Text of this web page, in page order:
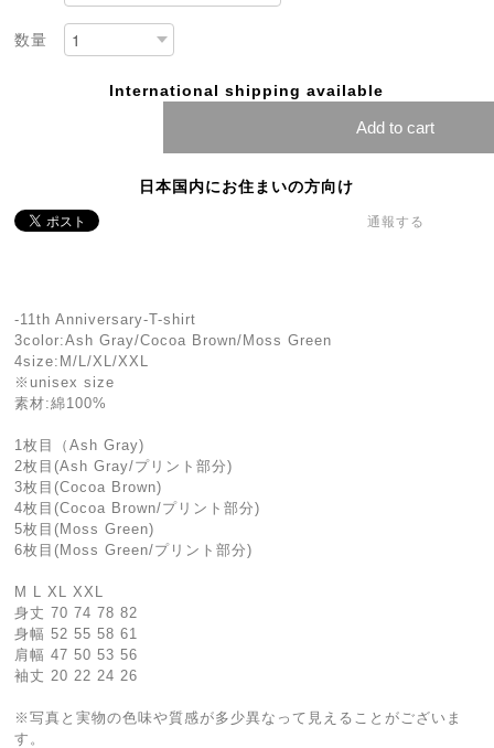
数量
International shipping available
Add to cart
日本国内にお住まいの方向け
通報する
-11th Anniversary-T-shirt
3color:Ash Gray/Cocoa Brown/Moss Green
4size:M/L/XL/XXL
※unisex size
素材:綿100%
1枚目（Ash Gray)
2枚目(Ash Gray/プリント部分)
3枚目(Cocoa Brown)
4枚目(Cocoa Brown/プリント部分)
5枚目(Moss Green)
6枚目(Moss Green/プリント部分)
M L XL XXL
身丈 70 74 78 82
身幅 52 55 58 61
肩幅 47 50 53 56
袖丈 20 22 24 26
※写真と実物の色味や質感が多少異なって見えることがございま
す。